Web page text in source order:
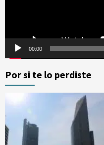
00:00
Por si te lo perdiste